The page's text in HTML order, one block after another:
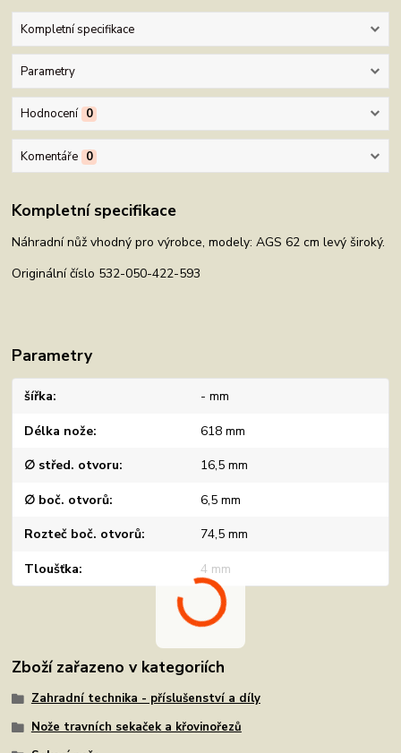
Kompletní specifikace
Parametry
Hodnocení 0
Komentáře 0
Kompletní specifikace
Náhradní nůž vhodný pro výrobce, modely: AGS 62 cm levý široký.
Originální číslo 532-050-422-593
Parametry
šířka - mm
Délka nože 618 mm
∅ střed. otvoru 16,5 mm
∅ boč. otvorů 6,5 mm
Rozteč boč. otvorů 74,5 mm
Tloušťka 4 mm
Zboží zařazeno v kategoriích
Zahradní technika - příslušenství a díly
Nože travních sekaček a křovinořezů